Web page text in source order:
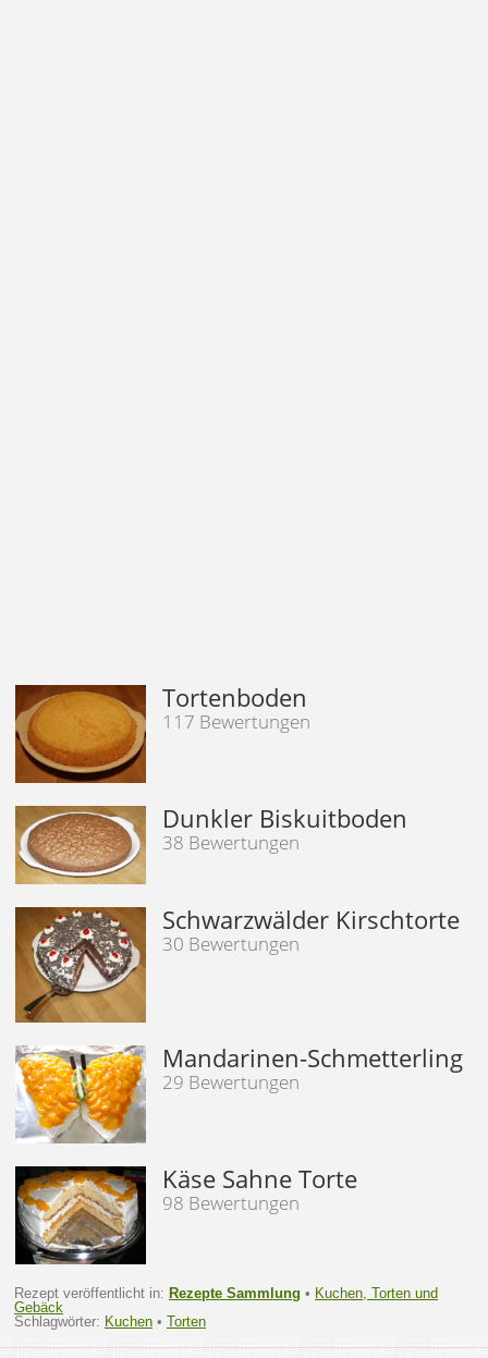
Tortenboden
117 Bewertungen
Dunkler Biskuitboden
38 Bewertungen
Schwarzwälder Kirschtorte
30 Bewertungen
Mandarinen-Schmetterling
29 Bewertungen
Käse Sahne Torte
98 Bewertungen
Rezept veröffentlicht in: Rezepte Sammlung • Kuchen, Torten und
Gebäck
Schlagwörter: Kuchen • Torten